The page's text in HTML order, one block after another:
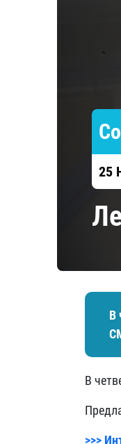
25
В
В
>>>